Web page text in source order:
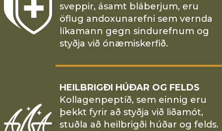
sveppir, ásamt bláberjum, eru
öflug andoxunarefni sem vernda
líkamann gegn sindurefnum og
styðja við ónæmiskerfið.
HEILBRIGÐI HÚÐAR OG FELDS
Kollagenpeptíð, sem einnig eru
þekkt fyrir að styðja við liðamót,
stuðla að heilbrigði húðar og felds.